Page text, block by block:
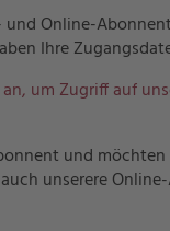
und Online-
Ihre
um Zugriff auf
und
unserere